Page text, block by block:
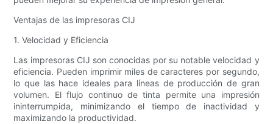
Ventajas de las impresoras CIJ
1. Velocidad y Eficiencia
Las impresoras CIJ son conocidas por su notable velocidad y
eficiencia. Pueden imprimir miles de caracteres por segundo,
lo que las hace ideales para líneas de producción de gran
volumen. El flujo continuo de tinta permite una impresión
ininterrumpida, minimizando el tiempo de inactividad y
maximizando la productividad.